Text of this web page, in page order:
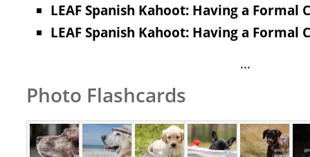
LEAF Spanish Kahoot: Having a Formal
LEAF Spanish Kahoot: Having a Formal
…
Photo Flashcards